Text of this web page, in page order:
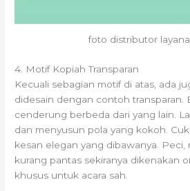
foto distributor
4. Motif Kopiah Transparan
Kecuali sebagian motif di atas, ada
didesain dengan contoh transparan.
cenderung berbeda dari yang lain.
dan menyusun pola yang kokoh.
kesan elegan yang dibawanya. Peci,
kurang pantas sekiranya dikenakan
khusus untuk acara sah.